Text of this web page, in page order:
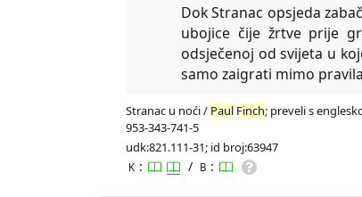
Dok Stranac opsjeda
ubojice čije žrtve prije
odsječenoj od svijeta u
samo zaigrati mimo
Stranac u noći / Paul Finch; preveli s
953-343-741-5
udk:821.111-31; id broj:63947
K : / B :